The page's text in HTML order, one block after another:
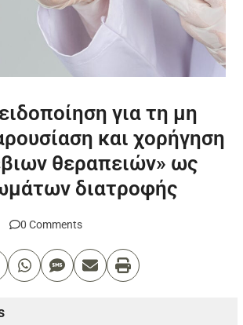
για τη μη
και χορήγηση
θεραπειών» ως
διατροφής
0 Comments